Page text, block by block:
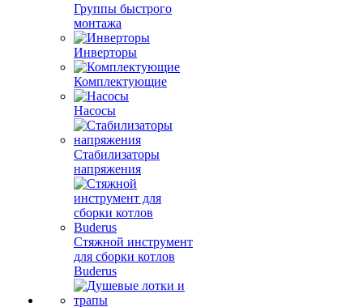
Группы быстрого
монтажа
Инверторы
Комплектующие
Насосы
Стабилизаторы
напряжения
Стяжной инструмент
для сборки котлов
Buderus